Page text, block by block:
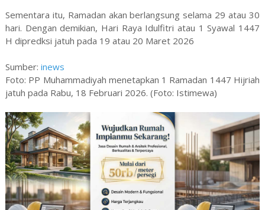
Sementara itu, Ramadan akan berlangsung selama 29 atau 30
hari. Dengan demikian, Hari Raya Idulfitri atau 1 Syawal 1447
H dipredksi jatuh pada 19 atau 20 Maret 2026
Sumber: inews
Foto: PP Muhammadiyah menetapkan 1 Ramadan 1447 Hijriah
jatuh pada Rabu, 18 Februari 2026. (Foto: Istimewa)